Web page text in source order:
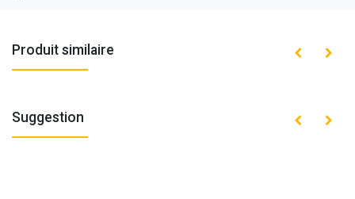
Produit similaire
Suggestion